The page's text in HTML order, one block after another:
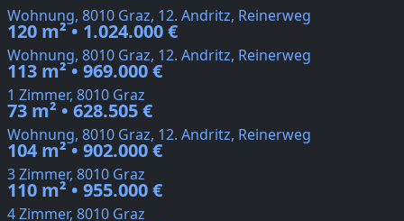
Wohnung, 8010 Graz, 12. Andritz, Reinerweg
120 m² • 1.024.000 €
Wohnung, 8010 Graz, 12. Andritz, Reinerweg
113 m² • 969.000 €
1 Zimmer, 8010 Graz
73 m² • 628.505 €
Wohnung, 8010 Graz, 12. Andritz, Reinerweg
104 m² • 902.000 €
3 Zimmer, 8010 Graz
110 m² • 955.000 €
4 Zimmer, 8010 Graz